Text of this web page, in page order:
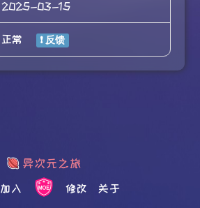
2025-03-15
正常
加入 修改 关于